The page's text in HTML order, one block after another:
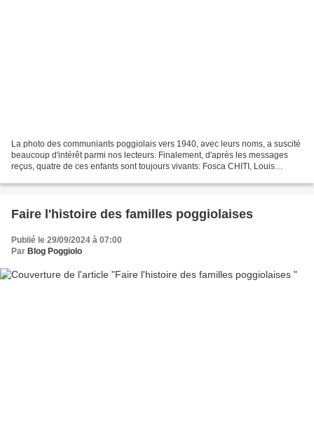
La photo des communiants poggiolais vers 1940, avec leurs noms, a suscité
beaucoup d'intérêt parmi nos lecteurs. Finalement, d'après les messages
reçus, quatre de ces enfants sont toujours vivants: Fosca CHITI, Louis
Faire l'histoire des familles poggiolaises
Publié le 29/09/2024 à 07:00
Par Blog Poggiolo